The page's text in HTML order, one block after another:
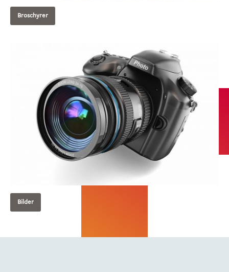
Broschyrer
Bilder